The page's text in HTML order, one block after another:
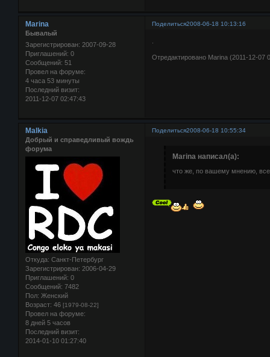
Поделиться2008-06-18 10:13:16
Marina
Бывалый
Зарегистрирован: 2007-09-28
Приглашений: 0
Сообщений: 51
Провел на форуме:
4 часа 53 минуты
Последний визит:
2011-12-07 02:47:43
Отредактировано Marina (2011-12-07
Поделиться2008-06-18 10:55:34
Malkia
Добрый и справедливый вождь
форума
Откуда: Санкт-Петербург
Зарегистрирован: 2006-04-29
Приглашений: 0
Сообщений: 7482
Пол: Женский
Возраст: 46 [1979-08-22]
Провел на форуме:
8 дней 5 часов
Последний визит:
2014-01-10 01:27:40
Marina написал(а):
что же, по вашему мнению,